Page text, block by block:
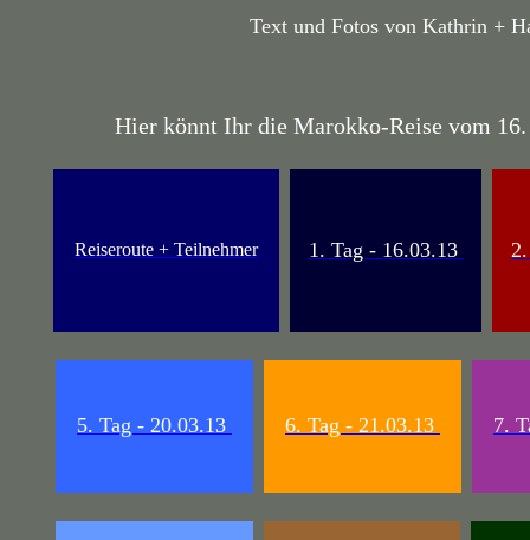
Text und Fotos von Kathrin +
Hier könnt Ihr die Marokko-Reise vom
Reiseroute + Teilnehmer 1. Tag - 16.03.13
5. Tag - 20.03.13 6. Tag - 21.03.13 7.